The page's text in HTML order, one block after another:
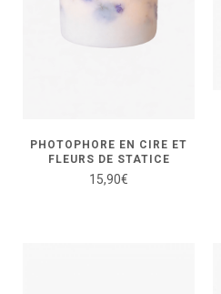
PHOTOPHORE EN CIRE ET
FLEURS DE STATICE
15,90€